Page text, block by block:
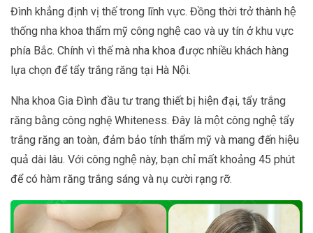
Đình khẳng định vị thế trong lĩnh vực. Đồng thời trở thành hệ
thống nha khoa thẩm mỹ công nghệ cao và uy tín ở khu vực
phía Bắc. Chính vì thế mà nha khoa được nhiều khách hàng
lựa chọn để tẩy trắng răng tại Hà Nội.
Nha khoa Gia Đình đầu tư trang thiết bị hiện đại, tẩy trắng
răng bằng công nghệ Whiteness. Đây là một công nghệ tẩy
trắng răng an toàn, đảm bảo tính thẩm mỹ và mang đến hiệu
quả dài lâu. Với công nghệ này, bạn chỉ mất khoảng 45 phút
để có hàm răng trắng sáng và nụ cười rạng rỡ.